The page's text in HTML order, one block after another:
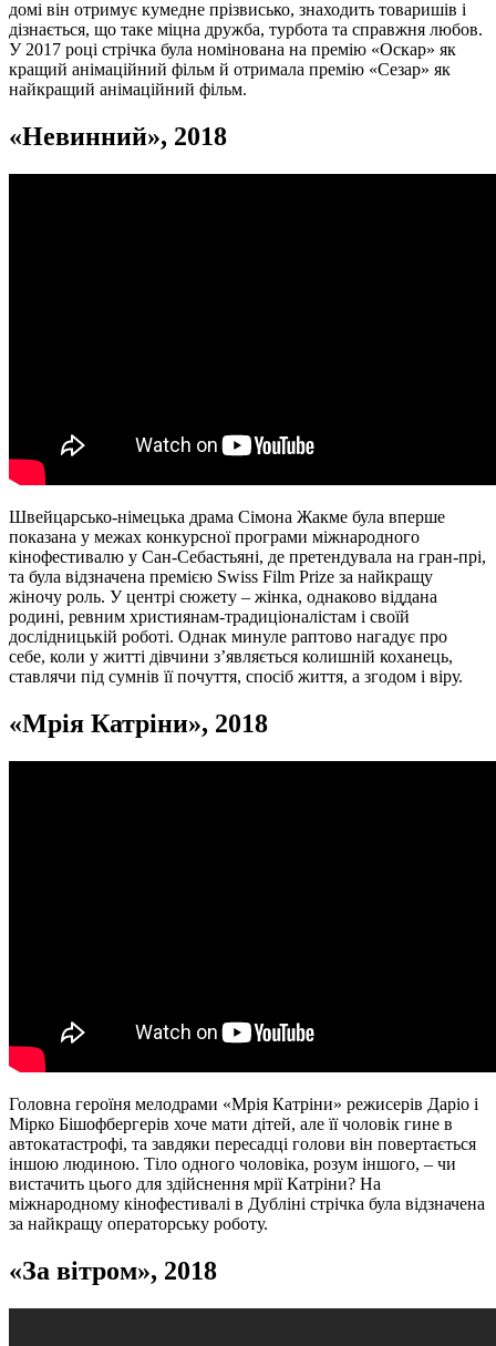
домі він отримує кумедне прізвисько, знаходить товаришів і
дізнається, що таке міцна дружба, турбота та справжня любов.
У 2017 році стрічка була номінована на премію «Оскар» як
кращий анімаційний фільм й отримала премію «Сезар» як
найкращий анімаційний фільм.
«Невинний», 2018
Швейцарсько-німецька драма Сімона Жакме була вперше
показана у межах конкурсної програми міжнародного
кінофестивалю у Сан-Себастьяні, де претендувала на гран-прі,
та була відзначена премією Swiss Film Prize за найкращу
жіночу роль. У центрі сюжету – жінка, однаково віддана
родині, ревним християнам-традиціоналістам і своїй
дослідницькій роботі. Однак минуле раптово нагадує про
себе, коли у житті дівчини з’являється колишній коханець,
ставлячи під сумнів її почуття, спосіб життя, а згодом і віру.
«Мрія Катріни», 2018
Головна героїня мелодрами «Мрія Катріни» режисерів Даріо і
Мірко Бішофбергерів хоче мати дітей, але її чоловік гине в
автокатастрофі, та завдяки пересадці голови він повертається
іншою людиною. Тіло одного чоловіка, розум іншого, – чи
вистачить цього для здійснення мрії Катріни? На
міжнародному кінофестивалі в Дубліні стрічка була відзначена
за найкращу операторську роботу.
«За вітром», 2018